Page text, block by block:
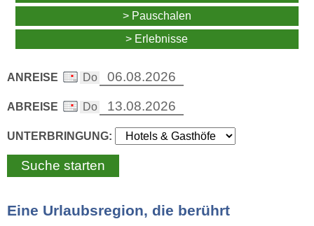
> Pauschalen
> Erlebnisse
ANREISE
ABREISE
UNTERBRINGUNG:
Eine Urlaubsregion, die berührt